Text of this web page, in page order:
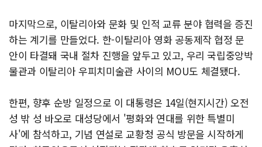
마지막으로, 이탈리아와 문화 및 인적 교류 분야 협력을 증진
하는 계기를 만들었다. 한-이탈리아 영화 공동제작 협정 문
안이 타결돼 국내 절차 진행을 앞두고 있고, 우리 국립중앙박
물관과 이탈리아 우피치미술관 사이의 MOU도 체결됐다.
한편, 향후 순방 일정으로 이 대통령은 14일(현지시간) 오전
성 밖 성 바오로 대성당에서 '평화와 연대를 위한 특별미
사'에 참석하고, 기념 연설로 교황청 공식 방문을 시작하게